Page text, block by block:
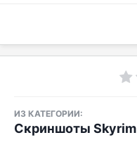
ИЗ КАТЕГОРИИ:
Скриншоты Skyrim